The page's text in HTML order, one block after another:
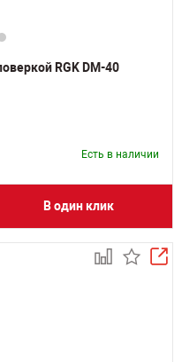
RGK DM-40
Есть в наличии
В один клик